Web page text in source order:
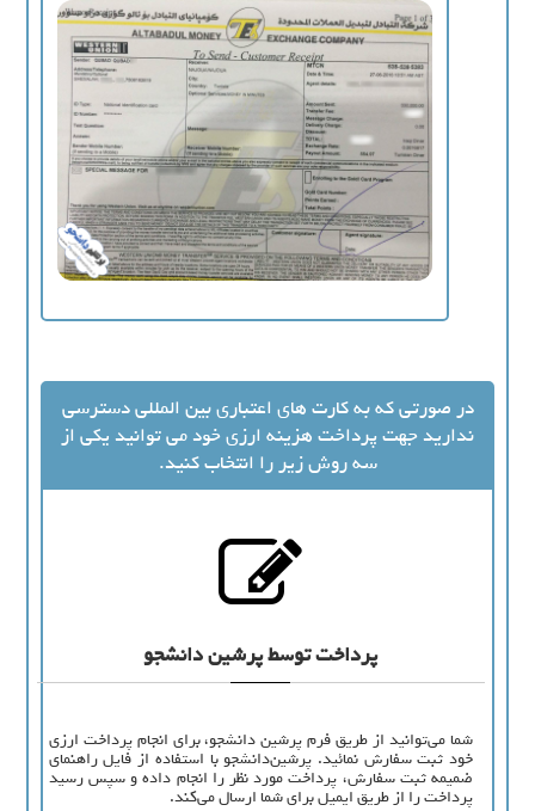
در صورتی که به کارت های اعتباری بین المللی دسترسی
ندارید جهت پرداخت هزینه ارزی خود می توانید یکی از
سه روش زیر را انتخاب کنید.
پرداخت توسط پرشین دانشجو
شما می‌توانید از طریق فرم پرشین دانشجو، برای انجام پرداخت ارزی
خود ثبت سفارش نمائید. پرشین‌دانشجو با استفاده از فایل راهنمای
ضمیمه ثبت سفارش، پرداخت مورد نظر را انجام داده و سپس رسید
پرداخت را از طریق ایمیل برای شما ارسال می‌کند.